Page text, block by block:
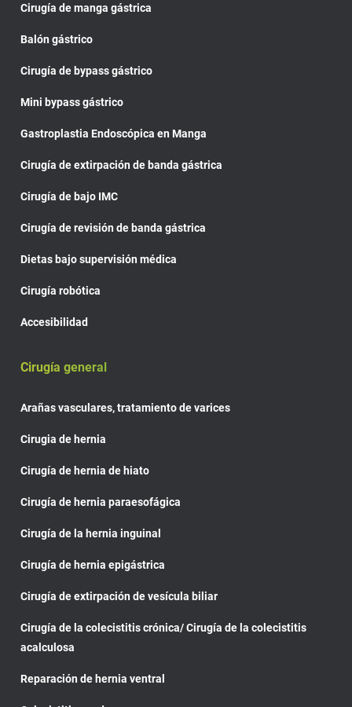
Cirugía de manga gástrica
Balón gástrico
Cirugía de bypass gástrico
Mini bypass gástrico
Gastroplastia Endoscópica en Manga
Cirugía de extirpación de banda gástrica
Cirugía de bajo IMC
Cirugía de revisión de banda gástrica
Dietas bajo supervisión médica
Cirugía robótica
Accesibilidad
Cirugía general
Arañas vasculares, tratamiento de varices
Cirugia de hernia
Cirugía de hernia de hiato
Cirugía de hernia paraesofágica
Cirugía de la hernia inguinal
Cirugía de hernia epigástrica
Cirugía de extirpación de vesícula biliar
Cirugía de la colecistitis crónica/ Cirugía de la colecistitis
acalculosa
Reparación de hernia ventral